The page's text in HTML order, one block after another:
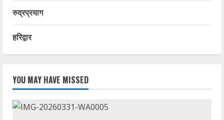
रुद्रप्रयाग
हरिद्वार
YOU MAY HAVE MISSED